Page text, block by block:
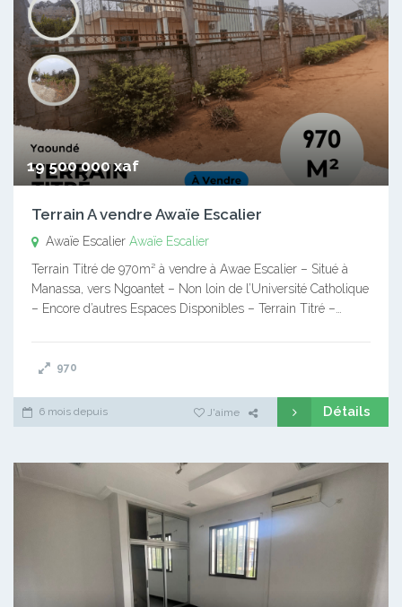
19 500 000 xaf
Terrain A vendre Awaïe Escalier
Awaïe Escalier Awaïe Escalier
Terrain Titré de 970m² à vendre à Awae Escalier – Situé à
Manassa, vers Ngoantet – Non loin de l’Université Catholique
– Encore d’autres Espaces Disponibles – Terrain Titré –…
970
6 mois depuis J'aime Détails